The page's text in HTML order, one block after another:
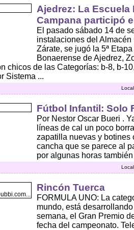
Ajedrez: La Escuela
Campana participó
El pasado sábado 14 de
instalaciones del
Zárate, se jugó la 5ª
Bonaerense de Ajedrez,
chicos de las Categorías: b-8, b-
Sistema ...
Fútbol Infantil: Solo
Por Nestor Oscar Bueri .
líneas de cal un poco
zapatilla nuevas y botines
cancha que se parece al
por algunas horas
Rincón Tuerca
FORMULA UNO: La
mundo, está
semana, el Gran Premio
fecha del campeonato.